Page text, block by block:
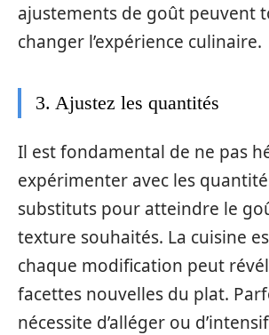
ajustements de goût peuvent
changer l’expérience culinaire.
3. Ajustez les quantités
Il est fondamental de ne pas
expérimenter avec les
substituts pour atteindre le
texture souhaités. La cuisine
chaque modification peut
facettes nouvelles du plat.
nécessite d’alléger ou